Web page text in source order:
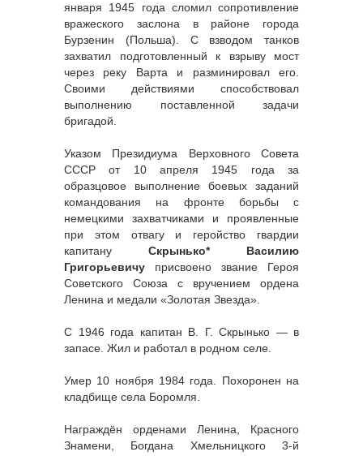
января 1945 года сломил сопротивление
вражеского заслона в районе города
Бурзенин (Польша). С взводом танков
захватил подготовленный к взрыву мост
через реку Варта и разминировал его.
Своими действиями способствовал
выполнению поставленной задачи
бригадой.
Указом Президиума Верховного Совета
СССР от 10 апреля 1945 года за
образцовое выполнение боевых заданий
командования на фронте борьбы с
немецкими захватчиками и проявленные
при этом отвагу и геройство гвардии
капитану Скрынько* Василию
Григорьевичу присвоено звание Героя
Советского Союза с вручением ордена
Ленина и медали «Золотая Звезда».
С 1946 года капитан В. Г. Скрынько — в
запасе. Жил и работал в родном селе.
Умер 10 ноября 1984 года. Похоронен на
кладбище села Боромля.
Награждён орденами Ленина, Красного
Знамени, Богдана Хмельницкого 3-й